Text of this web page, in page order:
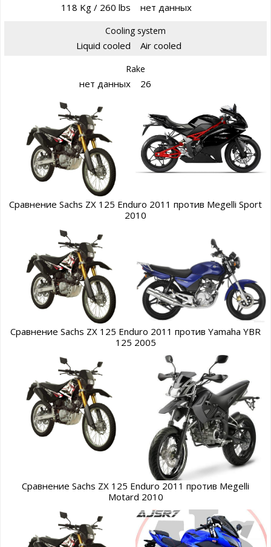
118 Kg / 260 lbs нет данных
Cooling system
Liquid cooled Air cooled
Rake
нет данных 26
Сравнение Sachs ZX 125 Enduro 2011 против Megelli Sport
2010
Сравнение Sachs ZX 125 Enduro 2011 против Yamaha YBR
125 2005
Сравнение Sachs ZX 125 Enduro 2011 против Megelli
Motard 2010